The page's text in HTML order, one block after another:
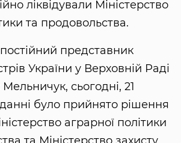
ліквідували Міністерство
та продовольства.
постійний представник
України у Верховній Раді
сьогодні, 21
було прийнято рішення
аграрної політики